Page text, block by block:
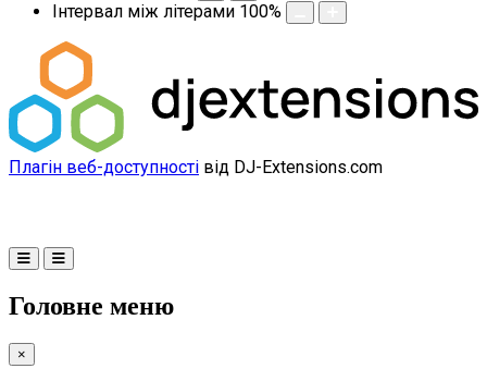
Інтервал між літерами 100%
Плагін веб-доступності від DJ-Extensions.com
Головне меню
×